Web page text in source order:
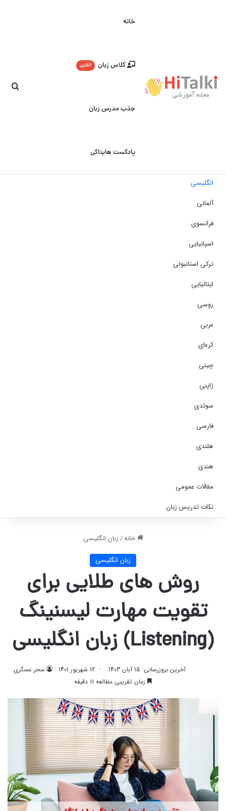
خانه
کلاس زبان آنلاین
جذب مدرس زبان
پادکست هایتاکی
انگلیسی
آلمانی
فرانسوی
اسپانیایی
ترکی استانبولی
ایتالیایی
روسی
عربی
کره‌ای
چینی
ژاپنی
سوئدی
فارسی
هلندی
هندی
مقالات عمومی
نکات تدریس زبان
خانه/زبان انگلیسی
زبان انگلیسی
روش های طلایی برای
تقویت مهارت لیسنینگ
(Listening) زبان انگلیسی
سحر عسگری 12 شهریور 1401
آخرین بروزرسانی: 15 آبان 1403
زمان تقریبی مطالعه 11 دقیقه